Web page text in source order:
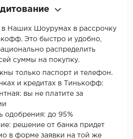
в Наших Шоурумах в рассрочку
Это быстро и удобно,
распределить
суммы на покупку.
только паспорт и телефон.
и кредитах в Тинькофф:
вы не платите за
одобрения: до 95%
решение от банка придет
в форме заявки на той же